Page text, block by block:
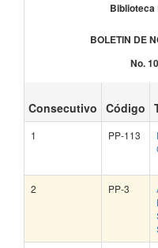
Biblioteca
BOLETIN DE
No.
Consecutivo Código
1 PP-113
2
PP-3